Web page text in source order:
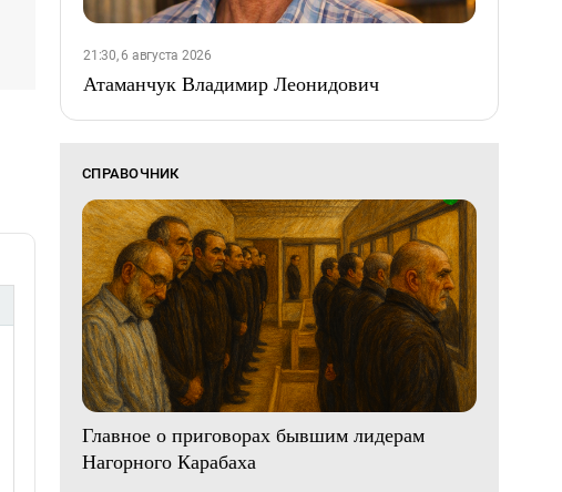
21:30, 6 августа 2026
Атаманчук Владимир Леонидович
СПРАВОЧНИК
Главное о приговорах бывшим лидерам
Нагорного Карабаха